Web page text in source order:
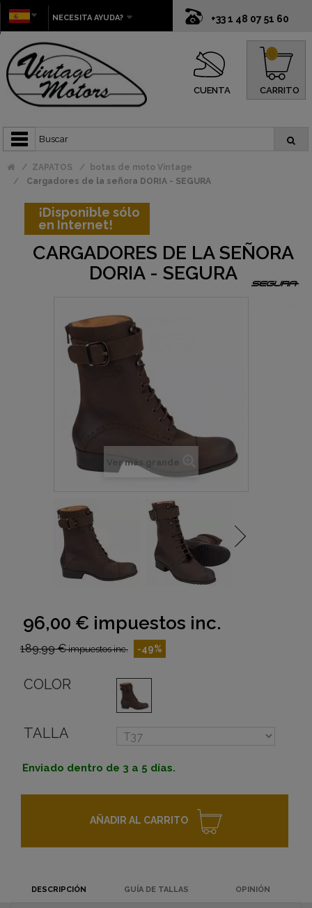
+33 1 48 07 51 60
NECESITA AYUDA?
CUENTA CARRITO
0
ZAPATOS
botas de moto Vintage
Cargadores de la señora DORIA - SEGURA
¡Disponible sólo
en Internet!
CARGADORES DE LA SEÑORA
DORIA - SEGURA
Ver más grande
96,00 € impuestos inc.
189,99 €impuestos inc. -49%
COLOR
TALLA
Enviado dentro de 3 a 5 días.
AÑADIR AL CARRITO
DESCRIPCIÓN GUÍA DE TALLAS OPINIÓN